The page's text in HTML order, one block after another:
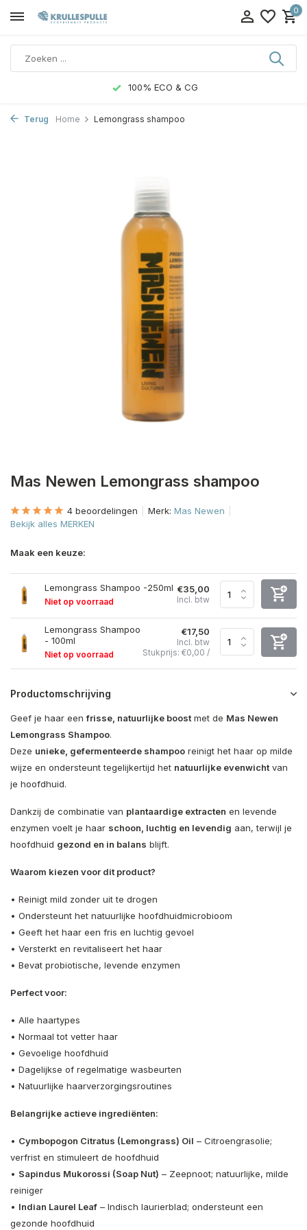
0
100% ECO & CG
Terug Home Lemongrass shampoo
Mas Newen Lemongrass shampoo
4 beoordelingen Merk: Mas Newen
Bekijk alles MERKEN
Maak een keuze:
Lemongrass Shampoo -250ml
Niet op voorraad
€35,00
Incl. btw
Lemongrass Shampoo
- 100ml
Niet op voorraad
€17,50
Incl. btw
Stukprijs: €0,00 /
Productomschrijving
Geef je haar eenfrisse, natuurlijke boost met de Mas Newen
Lemongrass Shampoo.
Deze unieke, gefermenteerde shampoo reinigt het haar op milde
wijze en ondersteunt tegelijkertijd het natuurlijke evenwicht van
je hoofdhuid.
Dankzij de combinatie van plantaardige extracten en levende
enzymen voelt je haar schoon, luchtig en levendig aan, terwijl je
hoofdhuid gezond en in balans blijft.
Waarom kiezen voor dit product?
• Reinigt mild zonder uit te drogen
• Ondersteunt het natuurlijke hoofdhuidmicrobioom
• Geeft het haar een fris en luchtig gevoel
• Versterkt en revitaliseert het haar
• Bevat probiotische, levende enzymen
Perfect voor:
• Alle haartypes
• Normaal tot vetter haar
• Gevoelige hoofdhuid
• Dagelijkse of regelmatige wasbeurten
• Natuurlijke haarverzorgingsroutines
Belangrijke actieve ingrediënten:
• Cymbopogon Citratus (Lemongrass) Oil – Citroengrasolie;
verfrist en stimuleert de hoofdhuid
• Sapindus Mukorossi (Soap Nut) – Zeepnoot; natuurlijke, milde
reiniger
• Indian Laurel Leaf – Indisch laurierblad; ondersteunt een
gezonde hoofdhuid